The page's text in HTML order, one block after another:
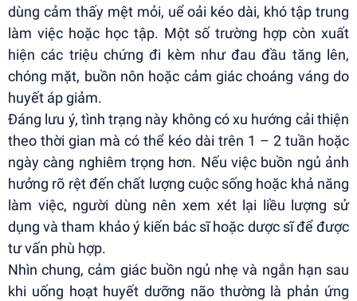
dùng cảm thấy mệt mỏi, uể oải kéo dài, khó tập trung
làm việc hoặc học tập. Một số trường hợp còn xuất
hiện các triệu chứng đi kèm như đau đầu tăng lên,
chóng mặt, buồn nôn hoặc cảm giác choáng váng do
huyết áp giảm.
Đáng lưu ý, tình trạng này không có xu hướng cải thiện
theo thời gian mà có thể kéo dài trên 1 – 2 tuần hoặc
ngày càng nghiêm trọng hơn. Nếu việc buồn ngủ ảnh
hưởng rõ rệt đến chất lượng cuộc sống hoặc khả năng
làm việc, người dùng nên xem xét lại liều lượng sử
dụng và tham khảo ý kiến bác sĩ hoặc dược sĩ để được
tư vấn phù hợp.
Nhìn chung, cảm giác buồn ngủ nhẹ và ngắn hạn sau
khi uống hoạt huyết dưỡng não thường là phản ứng